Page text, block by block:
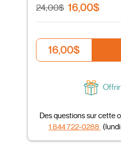
24,00$ 16,00$
16,00$
Des questions sur cette
1 844 722-0288